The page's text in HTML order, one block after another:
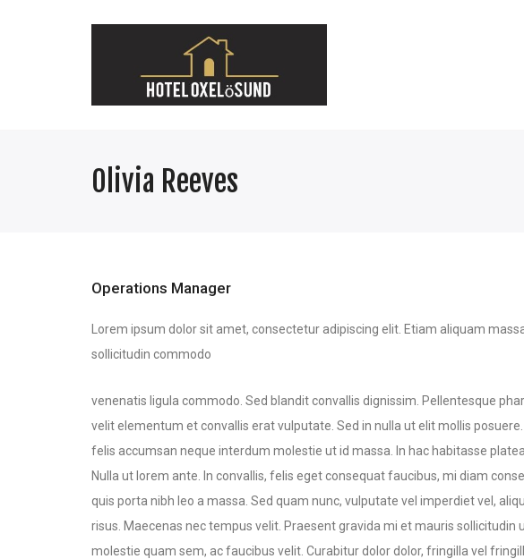
Olivia Reeves
Operations Manager
Lorem ipsum dolor sit amet, consectetur adipiscing elit. Etiam aliquam
sollicitudin commodo
venenatis ligula commodo. Sed blandit convallis dignissim. Pellentesque
velit elementum et convallis erat vulputate. Sed in nulla ut elit mollis
felis accumsan neque interdum molestie ut id massa. In hac habitasse
Nulla ut lorem ante. In convallis, felis eget consequat faucibus, mi diam
quis porta nibh leo a massa. Sed quam nunc, vulputate vel imperdiet vel,
risus. Maecenas nec tempus velit. Praesent gravida mi et mauris sollicitudin
molestie quam sem, ac faucibus velit. Curabitur dolor dolor, fringilla vel